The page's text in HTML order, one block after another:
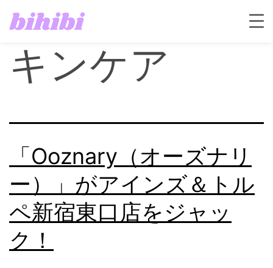
タグ:
キンケア
「Ooznary（オーズナリ
ー）」がアインズ＆トル
ペ新宿東口店をジャッ
ク！